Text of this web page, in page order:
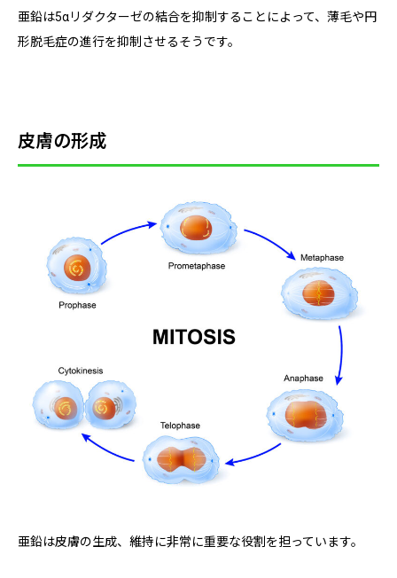
亜鉛は5αリダクターゼの結合を抑制することによって、薄毛や円
形脱毛症の進行を抑制させるそうです。
皮膚の形成
亜鉛は皮膚の生成、維持に非常に重要な役割を担っています。